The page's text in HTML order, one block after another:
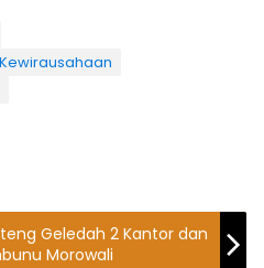
Geledah 2 Kantor dan
Morowali